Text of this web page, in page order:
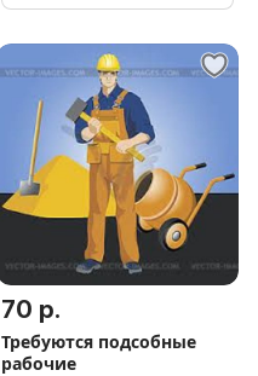
70 р.
Требуются подсобные
рабочие